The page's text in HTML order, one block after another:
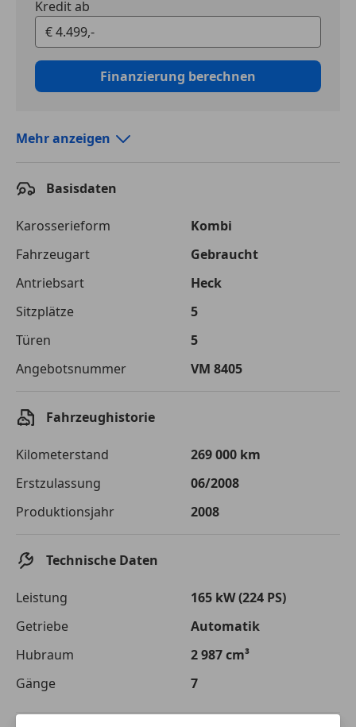
Kredit ab
Finanzierung berechnen
Laufzeit
Kreditbetrag
€ 4 499,-
Zu zahlender
Gesamtbetrag
€ 7 148,-
Einberechnete Gebühren
€ 0,-
Effektivzinsatz
10,52 %
Sollzinssatz
9,99 %
Monatliche Rate
typischerweise Kredite vergeben. Der Sollzinssatz ist
Gültig für Neukunden bei Online-Abschluss. Erfüllung banküblicher
Bonitätskriterien vorausgesetzt.
Mehr anzeigen
Basisdaten
Karosserieform
Kombi
Fahrzeugart
Gebraucht
Antriebsart
Heck
Sitzplätze
5
Türen
5
Angebotsnummer
VM 8405
Fahrzeughistorie
Kilometerstand
269 000 km
Erstzulassung
06/2008
Produktionsjahr
2008
Technische Daten
Leistung
165 kW (224 PS)
Getriebe
Automatik
Hubraum
2 987 cm³
Gänge
7